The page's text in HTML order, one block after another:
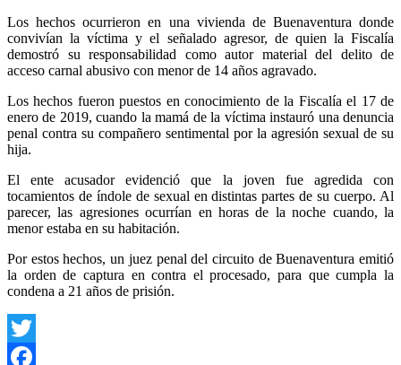
Los hechos ocurrieron en una vivienda de Buenaventura donde
convivían la víctima y el señalado agresor, de quien la Fiscalía
demostró su responsabilidad como autor material del delito de
acceso carnal abusivo con menor de 14 años agravado.
Los hechos fueron puestos en conocimiento de la Fiscalía el 17 de
enero de 2019, cuando la mamá de la víctima instauró una denuncia
penal contra su compañero sentimental por la agresión sexual de su
hija.
El ente acusador evidenció que la joven fue agredida con
tocamientos de índole de sexual en distintas partes de su cuerpo. Al
parecer, las agresiones ocurrían en horas de la noche cuando, la
menor estaba en su habitación.
Por estos hechos, un juez penal del circuito de Buenaventura emitió
la orden de captura en contra el procesado, para que cumpla la
condena a 21 años de prisión.
Twitter